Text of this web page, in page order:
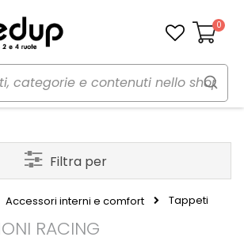
Carrello
0
Accessori interni e comfort Tappeti
RACING
Filtra per